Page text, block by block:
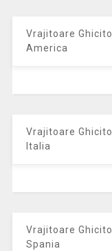
Vrajitoare
America
Vrajitoare
Italia
Vrajitoare
Spania